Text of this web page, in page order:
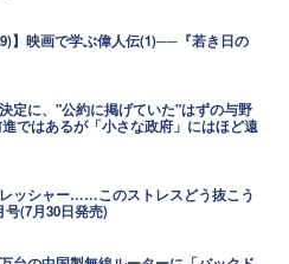
】映画で学ぶ偉人伝(1)──『若き日の
定に、"公約に掲げていた"はずの与野
ではあるが「小さな政府」にはほど遠
ッシャー……このストレスどう抜こう
号(7月30日発売)